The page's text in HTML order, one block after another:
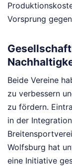
Vorsprung
Beide Vereine
zu verbessern
zu fördern.
in der
Wolfsburg hat
eine Initiative